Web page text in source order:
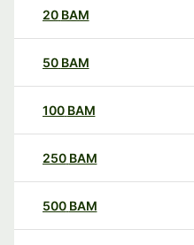
20 BAM
50 BAM
100 BAM
250 BAM
500 BAM